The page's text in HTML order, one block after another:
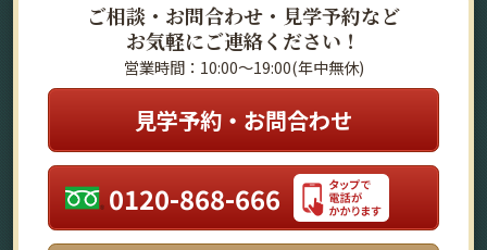
ご相談・お問合わせ・見学予約など
お気軽にご連絡ください！
営業時間：10:00～19:00(年中無休)
見学予約・お問合わせ
0120-868-666